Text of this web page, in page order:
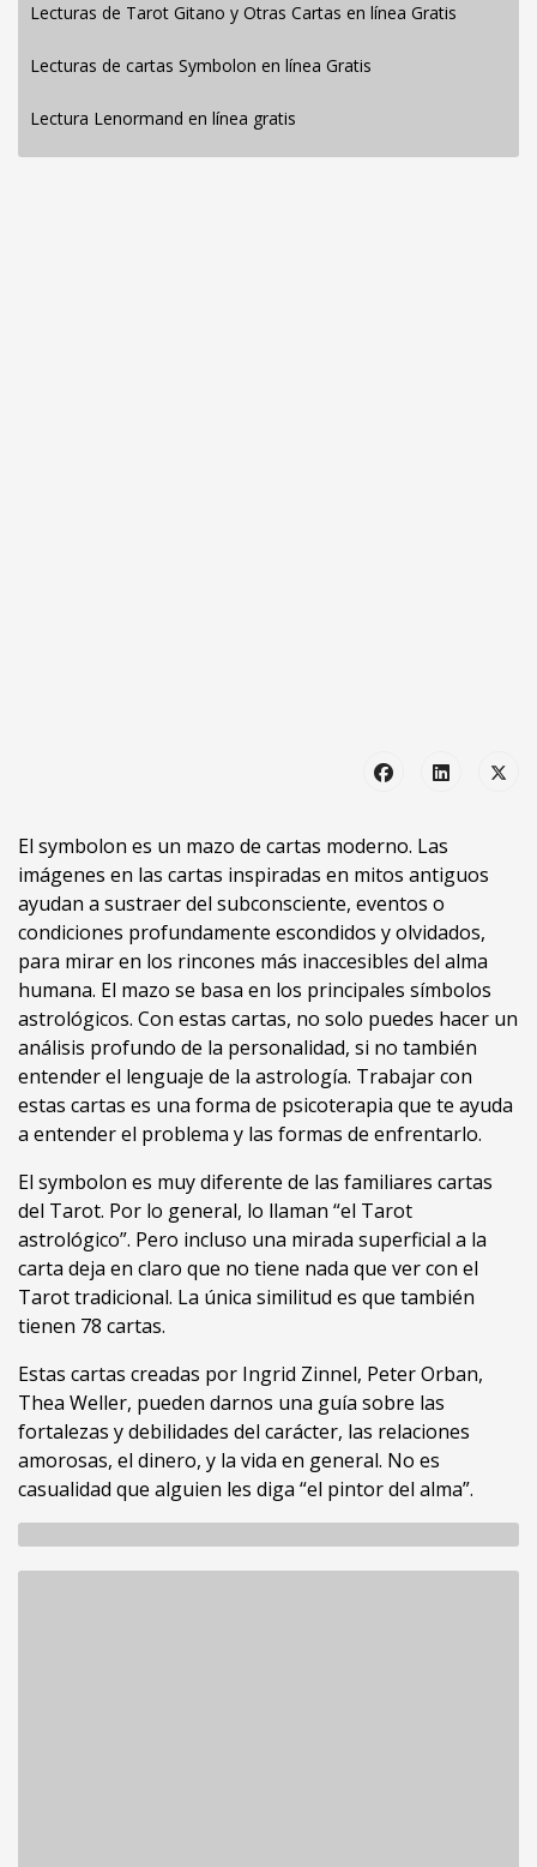
Lecturas de Tarot Gitano y Otras Cartas en línea Gratis
Lecturas de cartas Symbolon en línea Gratis
Lectura Lenormand en línea gratis
El symbolon es un mazo de cartas moderno. Las
imágenes en las cartas inspiradas en mitos antiguos
ayudan a sustraer del subconsciente, eventos o
condiciones profundamente escondidos y olvidados,
para mirar en los rincones más inaccesibles del alma
humana. El mazo se basa en los principales símbolos
astrológicos. Con estas cartas, no solo puedes hacer un
análisis profundo de la personalidad, si no también
entender el lenguaje de la astrología. Trabajar con
estas cartas es una forma de psicoterapia que te ayuda
a entender el problema y las formas de enfrentarlo.
El symbolon es muy diferente de las familiares cartas
del Tarot. Por lo general, lo llaman “el Tarot
astrológico”. Pero incluso una mirada superficial a la
carta deja en claro que no tiene nada que ver con el
Tarot tradicional. La única similitud es que también
tienen 78 cartas.
Estas cartas creadas por Ingrid Zinnel, Peter Orban,
Thea Weller, pueden darnos una guía sobre las
fortalezas y debilidades del carácter, las relaciones
amorosas, el dinero, y la vida en general. No es
casualidad que alguien les diga “el pintor del alma”.